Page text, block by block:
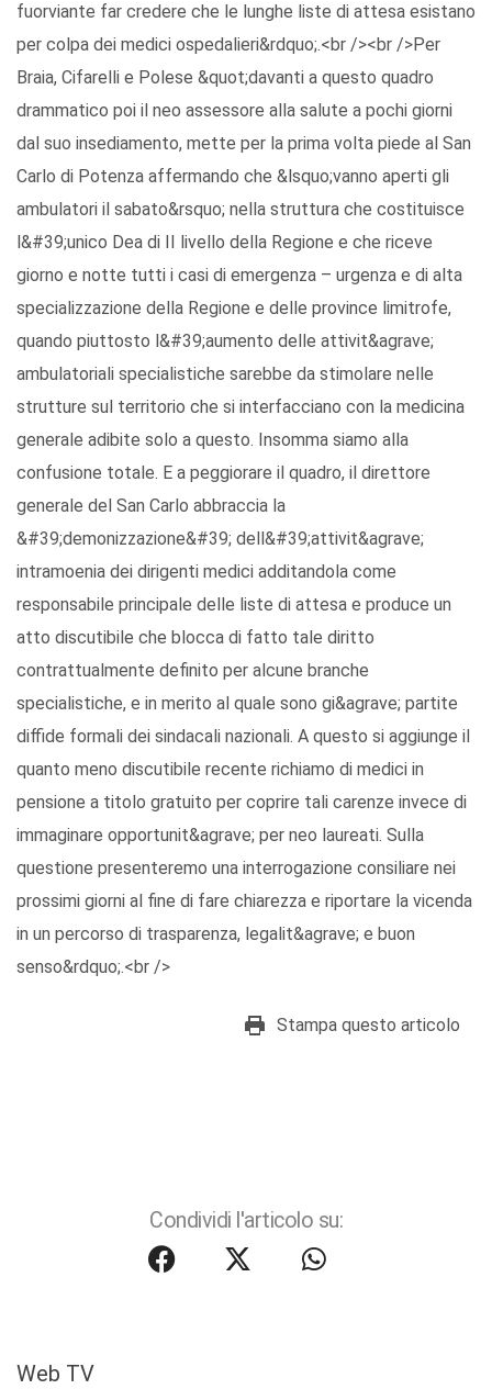
fuorviante far credere che le lunghe liste di attesa esistano
per colpa dei medici ospedalieri&rdquo;.<br /><br />Per
Braia, Cifarelli e Polese &quot;davanti a questo quadro
drammatico poi il neo assessore alla salute a pochi giorni
dal suo insediamento, mette per la prima volta piede al San
Carlo di Potenza affermando che &lsquo;vanno aperti gli
ambulatori il sabato&rsquo; nella struttura che costituisce
l&#39;unico Dea di II livello della Regione e che riceve
giorno e notte tutti i casi di emergenza – urgenza e di alta
specializzazione della Regione e delle province limitrofe,
quando piuttosto l&#39;aumento delle attivit&agrave;
ambulatoriali specialistiche sarebbe da stimolare nelle
strutture sul territorio che si interfacciano con la medicina
generale adibite solo a questo. Insomma siamo alla
confusione totale. E a peggiorare il quadro, il direttore
generale del San Carlo abbraccia la
&#39;demonizzazione&#39; dell&#39;attivit&agrave;
intramoenia dei dirigenti medici additandola come
responsabile principale delle liste di attesa e produce un
atto discutibile che blocca di fatto tale diritto
contrattualmente definito per alcune branche
specialistiche, e in merito al quale sono gi&agrave; partite
diffide formali dei sindacali nazionali. A questo si aggiunge il
quanto meno discutibile recente richiamo di medici in
pensione a titolo gratuito per coprire tali carenze invece di
immaginare opportunit&agrave; per neo laureati. Sulla
questione presenteremo una interrogazione consiliare nei
prossimi giorni al fine di fare chiarezza e riportare la vicenda
in un percorso di trasparenza, legalit&agrave; e buon
senso&rdquo;.<br />
Stampa questo articolo
Condividi l'articolo su:
Web TV